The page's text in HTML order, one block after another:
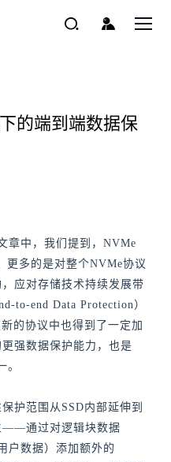
的端到端数据保
章中，我们提到，NVMe
更多的是对整个NVMe协议
应对存储技术持续发展带
to-end Data Protection）
的协议中也得到了一定加
强数据保护能力，也是
。
护范围从SSD内部延伸到
——通过对逻辑块数据
户数据）添加额外的